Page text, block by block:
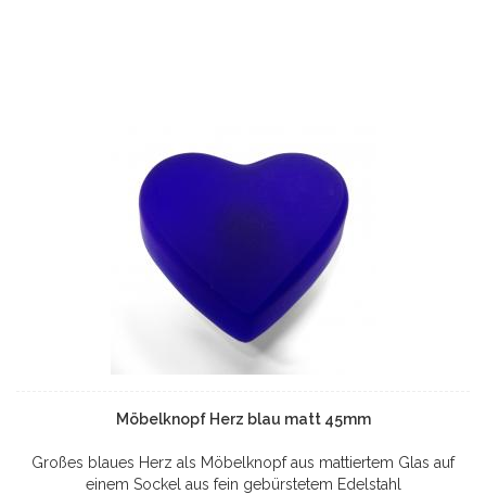
Möbelknopf Herz blau matt 45mm
Großes blaues Herz als Möbelknopf aus mattiertem Glas auf
einem Sockel aus fein gebürstetem Edelstahl